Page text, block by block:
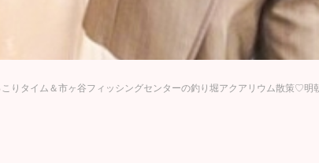
こりタイム＆市ヶ谷フィッシングセンターの釣り堀アクアリウム散策♡